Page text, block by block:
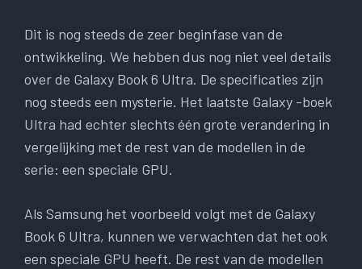
Dit is nog steeds de zeer beginfase van de
ontwikkeling. We hebben dus nog niet veel details
over de Galaxy Book 6 Ultra. De specificaties zijn
nog steeds een mysterie. Het laatste Galaxy -boek
Ultra had echter slechts één grote verandering in
vergelijking met de rest van de modellen in de
serie: een speciale GPU.
Als Samsung het voorbeeld volgt met de Galaxy
Book 6 Ultra, kunnen we verwachten dat het ook
een speciale GPU heeft. De rest van de modellen